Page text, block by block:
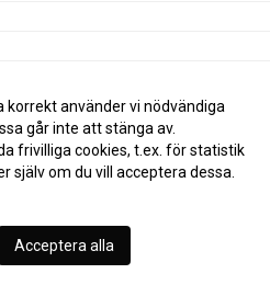
korrekt använder vi nödvändiga
går inte att stänga av.
frivilliga cookies, t.ex. för statistik
själv om du vill acceptera dessa.
Acceptera alla